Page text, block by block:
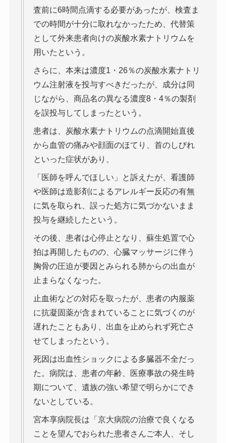
査前に6時間点滴する必要があったが、検査ま
での時間が十分に取れなかったため、代替策
として外来患者向けの炭酸水素ナトリウムを
用いたという。
さらに、本来は濃度1・26％の炭酸水素ナトリ
ウム注射液を投与すべきだったが、成分は同
じながら、商品名の異なる濃度8・4％の製剤
を誤投与してしまったという。
患者は、炭酸水素ナトリウムの点滴開始直後
から血管の痛みや顔面のほてり、首のしびれ
といった症状があり、
「医師を呼んでほしい」と訴えたが、看護師
や医師は造影剤によるアレルギー反応の有無
に気を取られ、誤った処方に気づかないまま
投与を継続したという。
その後、患者は心停止となり、蘇生処置で心
拍は再開したものの、心臓マッサージに伴う
胸骨の圧迫が要因とみられる肺からの出血が
止まらなくなった。
止血術などの対応を取ったが、患者の内服薬
に抗凝固薬が含まれていることに気づくのが
遅れたこともあり、出血を止められず死亡さ
せてしまったという。
死因は出血性ショックによる多臓器不全だっ
た。病院は、患者の年齢、医療事故の発生時
期について、遺族の強い希望で明らかにでき
ないとしている。
宮本享病院長は「京大病院の治療で良くなる
ことを望んでおられた患者さんご本人、そし